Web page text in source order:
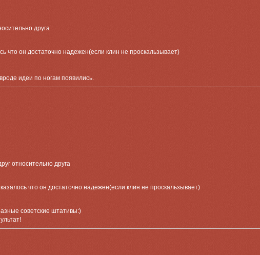
друга
что он достаточно надежен(если клин не проскальзывает)
идеи по ногам появились.
относительно друга
что он достаточно надежен(если клин не проскальзывает)
советские штативы:)